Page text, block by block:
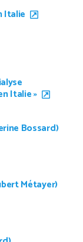
Italie
Italie »
Bossard)
Métayer)